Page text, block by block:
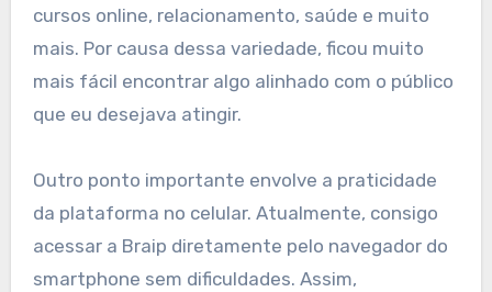
cursos online, relacionamento, saúde e muito
mais. Por causa dessa variedade, ficou muito
mais fácil encontrar algo alinhado com o público
que eu desejava atingir.
Outro ponto importante envolve a praticidade
da plataforma no celular. Atualmente, consigo
acessar a Braip diretamente pelo navegador do
smartphone sem dificuldades. Assim,